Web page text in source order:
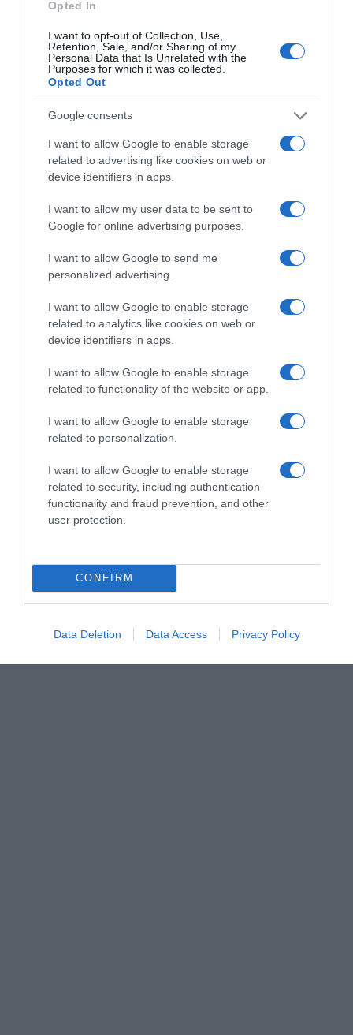
Opted In
I want to opt-out of Collection, Use,
Retention, Sale, and/or Sharing of my
Personal Data that Is Unrelated with the
Purposes for which it was collected.
Opted Out
Google consents
I want to allow Google to enable storage
related to advertising like cookies on web or
device identifiers in apps.
I want to allow my user data to be sent to
Google for online advertising purposes.
I want to allow Google to send me
personalized advertising.
I want to allow Google to enable storage
related to analytics like cookies on web or
device identifiers in apps.
I want to allow Google to enable storage
related to functionality of the website or app.
I want to allow Google to enable storage
related to personalization.
I want to allow Google to enable storage
related to security, including authentication
functionality and fraud prevention, and other
user protection.
CONFIRM
Data Deletion Data Access Privacy Policy
AILLEURS SUR LE WEB